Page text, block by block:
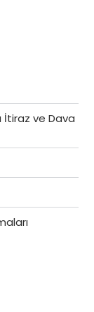
İtiraz ve Dava